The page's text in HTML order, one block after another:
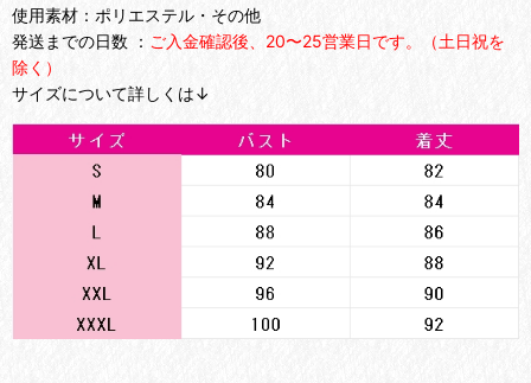
使用素材：ポリエステル・その他
発送までの日数 ： ご入金確認後、20〜25営業日です。（土日祝を
除く）
サイズについて詳しくは↓